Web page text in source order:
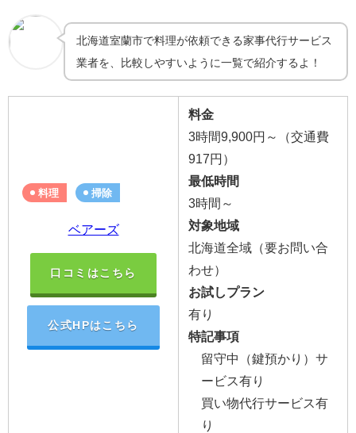
北海道室蘭市で料理が依頼できる家事代行サービス
業者を、比較しやすいように一覧で紹介するよ！
料理 掃除
ベアーズ
口コミはこちら
公式HPはこちら
料金
3時間9,900円～（交通費
917円）
最低時間
3時間～
対象地域
北海道全域（要お問い合
わせ）
お試しプラン
有り
特記事項
留守中（鍵預かり）サ
ービス有り
買い物代行サービス有
り